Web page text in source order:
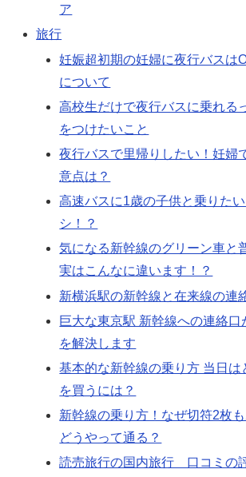
ア
旅行
妊娠超初期の妊婦に夜行バスは
について
高校生だけで夜行バスに乗れる
をつけたいこと
夜行バスで里帰りしたい！妊婦
意点は？
高速バスに1歳の子供と乗りた
シ！？
気になる新幹線のグリーン車
実はこんなに違います！？
新横浜駅の新幹線と在来線の連
巨大な東京駅 新幹線への連絡口
を解決します
基本的な新幹線の乗り方 当日は
を買うには？
新幹線の乗り方！なぜ切符2枚
どうやって通る？
読売旅行の国内旅行 口コミの